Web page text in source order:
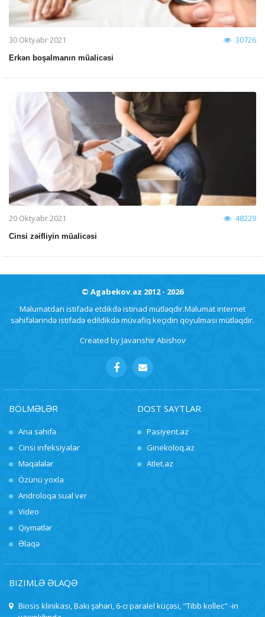
30 Oktyabr 2021 30726
Erkən boşalmanın müalicəsi
20 Oktyabr 2021 48229
Cinsi zəifliyin müalicəsi
© Agabekov.az 2012 - 2026
Məlumatdan istifadə etdikdə istinad mütləqdir.Məlumat internet
səhifələrində istifadə edildikdə müvafiq keçidin qoyulması mütləqdir.
Created byJavanshir Abishov
BÖLMƏLƏR
Ana səhifə
Cinsi infeksiyalar
Məqalələr
Özünü yoxla
Androloqa sual ver
Video
Qiymətlər
Əlaqə
DOST SAYTLAR
Pasiyent.az
Ginekoloq.az
Atlet.az
BIZIMLƏ ƏLAQƏ
Biosis klinikası, Bakı şəhəri, 6-cı paralel küçəsi, "Tibb kollec" -in